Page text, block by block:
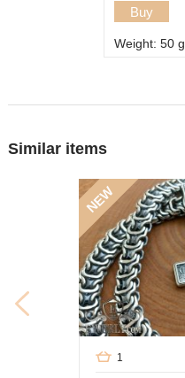
Buy
Weight: 50 g
Similar items
NEW
1